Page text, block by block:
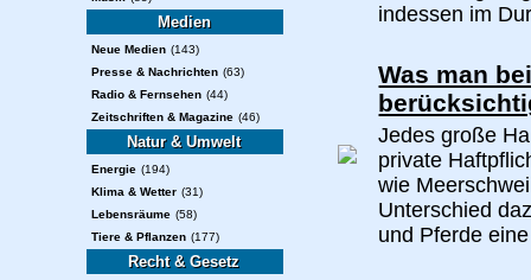
Medien
Neue Medien (143)
Presse & Nachrichten (63)
Radio & Fernsehen (44)
Zeitschriften & Magazine (46)
Natur & Umwelt
Energie (194)
Klima & Wetter (31)
Lebensräume (58)
Tiere & Pflanzen (177)
Recht & Gesetz
indessen im
Was man
Jedes große
private
wie
Unterschied
und Pferde